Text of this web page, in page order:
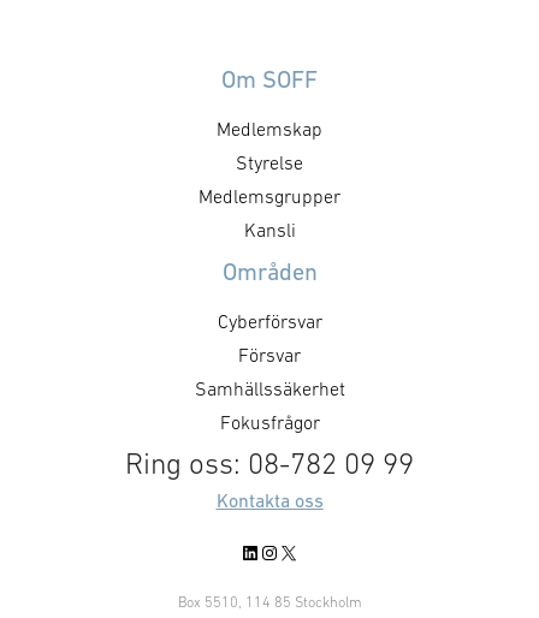
ingått ett samarbete med
Projektet syftar till att
tillgängliggöra bilder och video
inhämtade via autonoma
ledningsstödssystemet Exonaut®.
beslutsunderlag för både
brandstyrkor på väg ut till en
Om SOFF
Medlemskap
Styrelse
Medlemsgrupper
Kansli
Områden
Cyberförsvar
Försvar
Samhällssäkerhet
Fokusfrågor
Ring oss: 08-782 09 99
Kontakta oss
LinkedIn
Instagram
X
Box 5510, 114 85 Stockholm